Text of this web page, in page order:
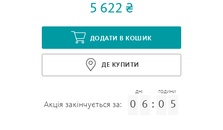
5 622 ₴
ДОДАТИ В КОШИК
ДЕ КУПИТИ
Акція закінчується за:
ДНІ
0 6 :
ГОДИНИ
0 5